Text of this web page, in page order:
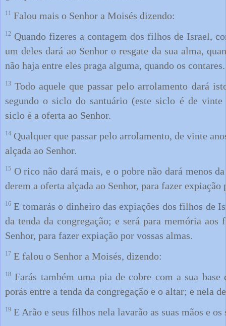
11 Falou mais o Senhor a Moisés dizendo:
12 Quando fizeres a contagem dos filhos de Israel,
um deles dará ao Senhor o resgate da sua alma,
não haja entre eles praga alguma, quando os contares.
13 Todo aquele que passar pelo arrolamento dará
segundo o siclo do santuário (este siclo é de vinte
siclo é a oferta ao Senhor.
14 Qualquer que passar pelo arrolamento, de vinte
alçada ao Senhor.
15 O rico não dará mais, e o pobre não dará menos
derem a oferta alçada ao Senhor, para fazer expiação
16 E tomarás o dinheiro das expiações dos filhos de
da tenda da congregação; e será para memória
Senhor, para fazer expiação por vossas almas.
17 E falou o Senhor a Moisés, dizendo:
18 Farás também uma pia de cobre com a sua
porás entre a tenda da congregação e o altar; e nela
19 E Arão e seus filhos nela lavarão as suas mãos e os